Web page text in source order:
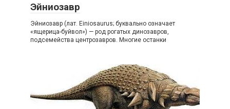
Эйниозавр
Эйниозавр (лат. Einiosaurus; буквально означает
«ящерица-буйвол») — род рогатых динозавров,
подсемейства центрозавров. Многие останки